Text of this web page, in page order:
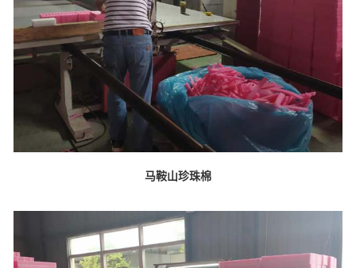
马鞍山珍珠棉